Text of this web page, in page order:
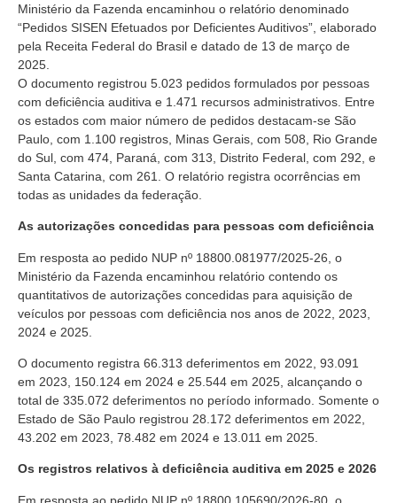
Ministério da Fazenda encaminhou o relatório denominado
“Pedidos SISEN Efetuados por Deficientes Auditivos”, elaborado
pela Receita Federal do Brasil e datado de 13 de março de
2025.
O documento registrou 5.023 pedidos formulados por pessoas
com deficiência auditiva e 1.471 recursos administrativos. Entre
os estados com maior número de pedidos destacam-se São
Paulo, com 1.100 registros, Minas Gerais, com 508, Rio Grande
do Sul, com 474, Paraná, com 313, Distrito Federal, com 292, e
Santa Catarina, com 261. O relatório registra ocorrências em
todas as unidades da federação.
As autorizações concedidas para pessoas com deficiência
Em resposta ao pedido NUP nº 18800.081977/2025-26, o
Ministério da Fazenda encaminhou relatório contendo os
quantitativos de autorizações concedidas para aquisição de
veículos por pessoas com deficiência nos anos de 2022, 2023,
2024 e 2025.
O documento registra 66.313 deferimentos em 2022, 93.091
em 2023, 150.124 em 2024 e 25.544 em 2025, alcançando o
total de 335.072 deferimentos no período informado. Somente o
Estado de São Paulo registrou 28.172 deferimentos em 2022,
43.202 em 2023, 78.482 em 2024 e 13.011 em 2025.
Os registros relativos à deficiência auditiva em 2025 e 2026